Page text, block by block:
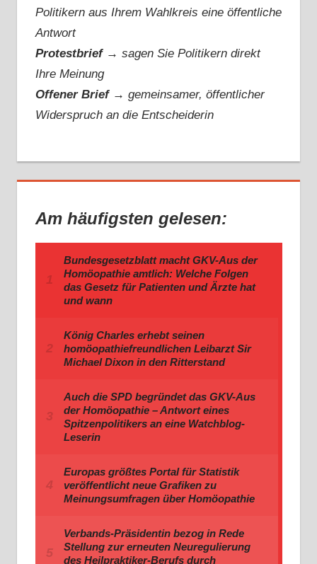
Politikern aus Ihrem Wahlkreis eine öffentliche
Antwort
Protestbrief → sagen Sie Politikern direkt
Ihre Meinung
Offener Brief → gemeinsamer, öffentlicher
Widerspruch an die Entscheiderin
Am häufigsten gelesen: